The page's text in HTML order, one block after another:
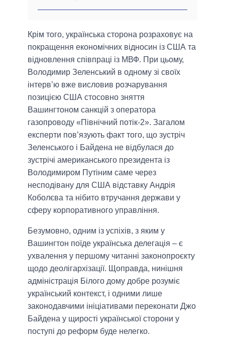
Крім того, українська сторона розраховує на
покращення економічних відносин із США та
відновлення співпраці із МВФ. При цьому,
Володимир Зеленський в одному зі своїх
інтерв’ю вже висловив розчарування
позицією США стосовно зняття
Вашингтоном санкцій з оператора
газопроводу «Північний потік-2». Загалом
експерти пов’язують факт того, що зустріч
Зеленського і Байдена не відбулася до
зустрічі американського президента із
Володимиром Путіним саме через
несподівану для США відставку Андрія
Коболєва та нібито втручання держави у
сферу корпоративного управління.
Безумовно, одним із успіхів, з яким у
Вашингтон поїде українська делегація – є
ухвалення у першому читанні законопроєкту
щодо деолігархізації. Щоправда, нинішня
адміністрація Білого дому добре розуміє
український контекст, і одними лише
законодавчими ініціативами переконати Джо
Байдена у щирості української сторони у
поступі до реформ буде нелегко.